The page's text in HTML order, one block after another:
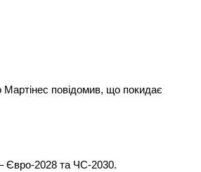
Мартінес повідомив, що покидає
Євро-2028 та ЧС-2030.